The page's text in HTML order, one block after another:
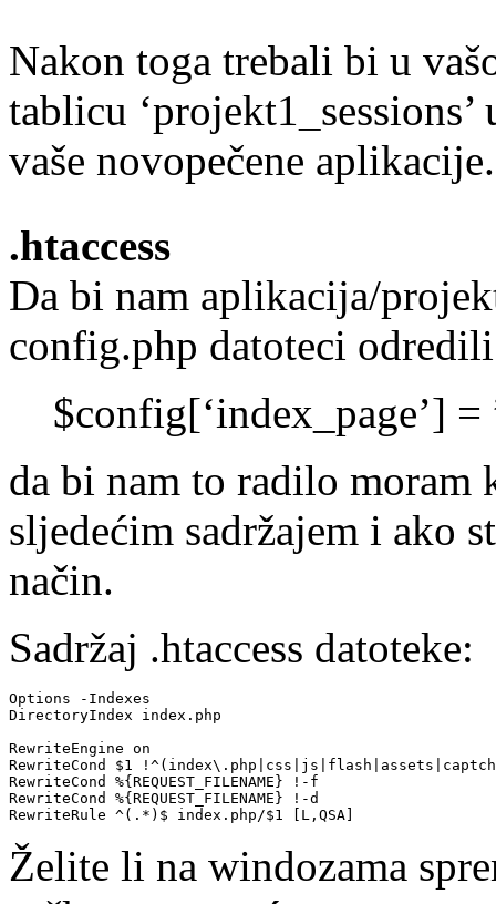
Nakon toga trebali bi u
tablicu
vaše novopečene aplikacije.
.htaccess
Da bi nam aplikacija/
config.php datoteci
$config[‘index_page’] =
da bi nam to radilo moram
sljedećim sadržajem i ako
način.
Sadržaj .htaccess datoteke:
Options -Indexes
DirectoryIndex index.php
RewriteEngine on
RewriteCond $1
RewriteCond %{REQUEST_FILENAME} !-f
RewriteCond %{REQUEST_FILENAME} !-d
RewriteRule ^(.*)$ index.php/$1 [L,QSA]
Želite li na windozama